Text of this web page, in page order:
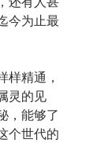
今为止最
样精通，
灵的见
，能够了
个世代的